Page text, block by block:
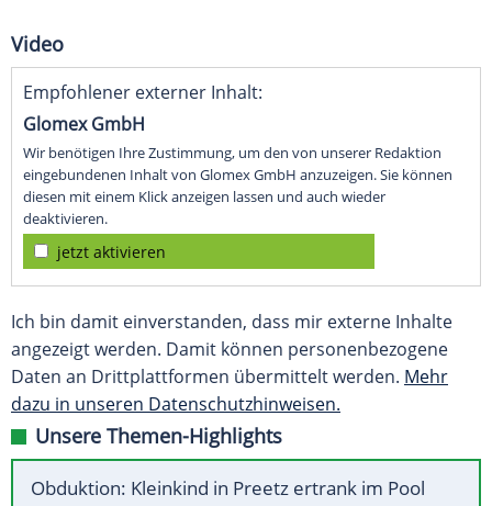
Video
Empfohlener externer Inhalt:
Glomex GmbH
Wir benötigen Ihre Zustimmung, um den von unserer Redaktion
eingebundenen Inhalt von Glomex GmbH anzuzeigen. Sie können
diesen mit einem Klick anzeigen lassen und auch wieder
deaktivieren.
jetzt aktivieren
Ich bin damit einverstanden, dass mir externe Inhalte
angezeigt werden. Damit können personenbezogene
Daten an Drittplattformen übermittelt werden. Mehr
dazu in unseren Datenschutzhinweisen.
Unsere Themen-Highlights
Obduktion: Kleinkind in Preetz ertrank im Pool